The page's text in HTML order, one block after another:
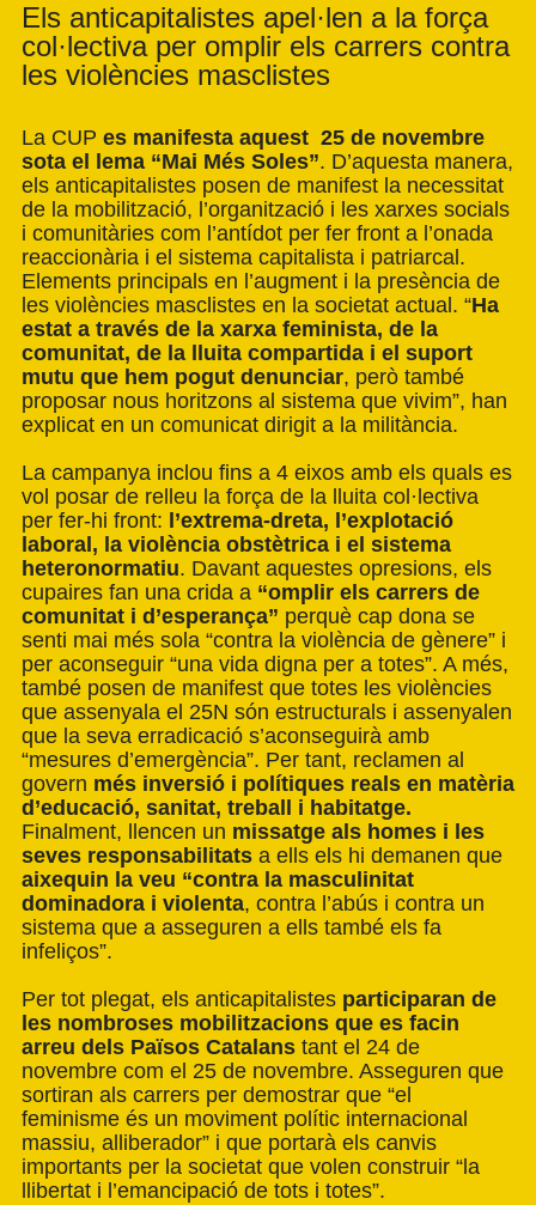
Els anticapitalistes apel·len a la força
col·lectiva per omplir els carrers contra
les violències masclistes
La CUP es manifesta aquest 25 de novembre
sota el lema “Mai Més Soles”. D’aquesta manera,
els anticapitalistes posen de manifest la necessitat
de la mobilització, l’organització i les xarxes socials
i comunitàries com l’antídot per fer front a l’onada
reaccionària i el sistema capitalista i patriarcal.
Elements principals en l’augment i la presència de
les violències masclistes en la societat actual. “Ha
estat a través de la xarxa feminista, de la
comunitat, de la lluita compartida i el suport
mutu que hem pogut denunciar, però també
proposar nous horitzons al sistema que vivim”, han
explicat en un comunicat dirigit a la militància.
La campanya inclou fins a 4 eixos amb els quals es
vol posar de relleu la força de la lluita col·lectiva
per fer-hi front: l’extrema-dreta, l’explotació
laboral, la violència obstètrica i el sistema
heteronormatiu. Davant aquestes opresions, els
cupaires fan una crida a “omplir els carrers de
comunitat i d’esperança” perquè cap dona se
senti mai més sola “contra la violència de gènere” i
per aconseguir “una vida digna per a totes”. A més,
també posen de manifest que totes les violències
que assenyala el 25N són estructurals i assenyalen
que la seva erradicació s’aconseguirà amb
“mesures d’emergència”. Per tant, reclamen al
govern més inversió i polítiques reals en matèria
d’educació, sanitat, treball i habitatge.
Finalment, llencen un missatge als homes i les
seves responsabilitats a ells els hi demanen que
aixequin la veu “contra la masculinitat
dominadora i violenta, contra l’abús i contra un
sistema que a asseguren a ells també els fa
infeliços”.
Per tot plegat, els anticapitalistes participaran de
les nombroses mobilitzacions que es facin
arreu dels Països Catalans tant el 24 de
novembre com el 25 de novembre. Asseguren que
sortiran als carrers per demostrar que “el
feminisme és un moviment polític internacional
massiu, alliberador” i que portarà els canvis
importants per la societat que volen construir “la
llibertat i l’emancipació de tots i totes”.